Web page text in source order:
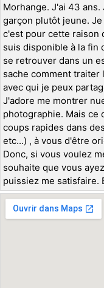
Morhange. J'ai 43
garçon plutôt jeune.
c'est pour cette raison
suis disponible à la fin
se retrouver dans un
sache comment traiter
avec qui je peux
J'adore me montrer
photographie. Mais ce
coups rapides dans
etc...) , à vous d'être
Donc, si vous voulez
souhaite que vous
puissiez me satisfaire.